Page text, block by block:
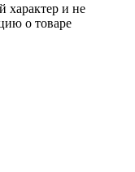
характер и не
о товаре